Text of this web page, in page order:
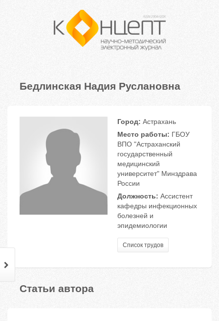
Бедлинская Надия Руслановна
Город: Астрахань
Место работы: ГБОУ
ВПО "Астраханский
государственный
медицинский
университет" Минздрава
России
Должность: Ассистент
кафедры инфекционных
болезней и
эпидемиологии
Список трудов
Статьи автора